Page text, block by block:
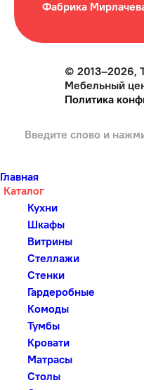
Фабрика
© 2013–2026,
Мебельный
Политика
Главная
Каталог
Кухни
Шкафы
Витрины
Стеллажи
Стенки
Гардеробные
Комоды
Тумбы
Кровати
Матрасы
Столы